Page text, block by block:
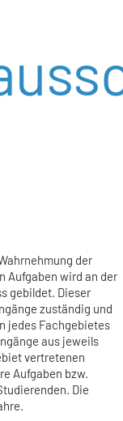
der
Aufgaben wird an der
gebildet. Dieser
zuständig und
jedes Fachgebietes
aus jeweils
vertretenen
Aufgaben bzw.
Die